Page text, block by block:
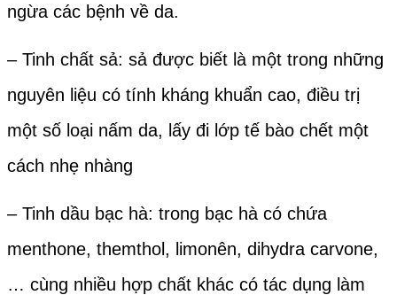
ngừa các bệnh về da.
– Tinh chất sả: sả được biết là một trong những
nguyên liệu có tính kháng khuẩn cao, điều trị
một số loại nấm da, lấy đi lớp tế bào chết một
cách nhẹ nhàng
– Tinh dầu bạc hà: trong bạc hà có chứa
menthone, themthol, limonên, dihydra carvone,
… cùng nhiều hợp chất khác có tác dụng làm